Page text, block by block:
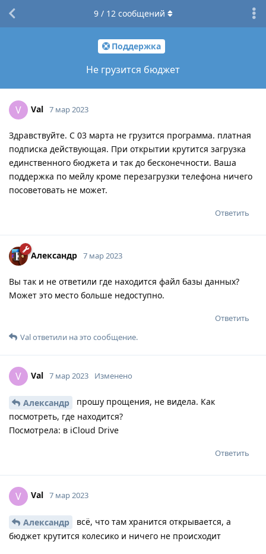
Поддержка
Не грузится бюджет
9/ 12сообщений
V Val 7 мар 2023
Здравствуйте. С 03 марта не грузится программа. платная
подписка действующая. При открытии крутится загрузка
единственного бюджета и так до бесконечности. Ваша
поддержка по мейлу кроме перезагрузки телефона ничего
посоветовать не может.
Ответить
Александр 7 мар 2023
Вы так и не ответили где находится файл базы данных?
Может это место больше недоступно.
Ответить
Valответили на это сообщение.
V Val 7 мар 2023 Изменено
Александр
прошу прощения, не видела. Как
посмотреть, где находится?
Посмотрела: в iCloud Drive
Ответить
V Val 7 мар 2023
Александр
всё, что там хранится открывается, а
бюджет крутится колесико и ничего не происходит